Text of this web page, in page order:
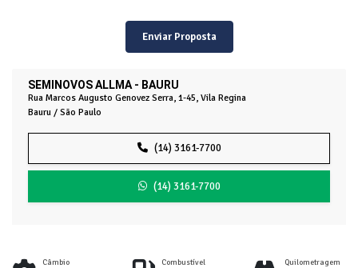
SEMINOVOS ALLMA - BAURU
Rua Marcos Augusto Genovez Serra, 1-45, Vila Regina
Bauru / São Paulo
(14) 3161-7700
(14) 3161-7700
Enviar Proposta
Câmbio Combustível Quilometragem